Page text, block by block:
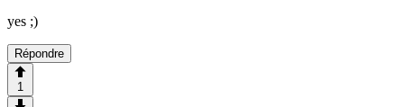
yes ;)
Répondre
1